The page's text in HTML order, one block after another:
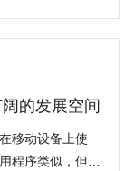
的发展空间
移动设备上使
程序类似，但不